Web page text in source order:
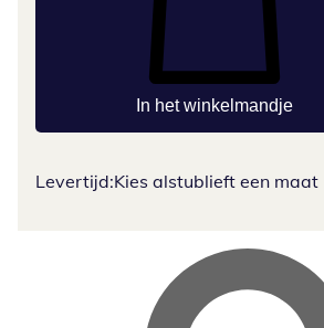
In het winkelmandje
Levertijd:Kies alstublieft een maat